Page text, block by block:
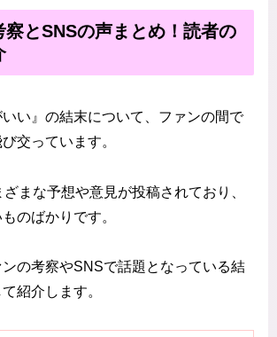
察とSNSの声まとめ！読者の
いい』の結末について、ファンの間で
交っています。
まな予想や意見が投稿されており、
のばかりです。
の考察やSNSで話題となっている結
紹介します。